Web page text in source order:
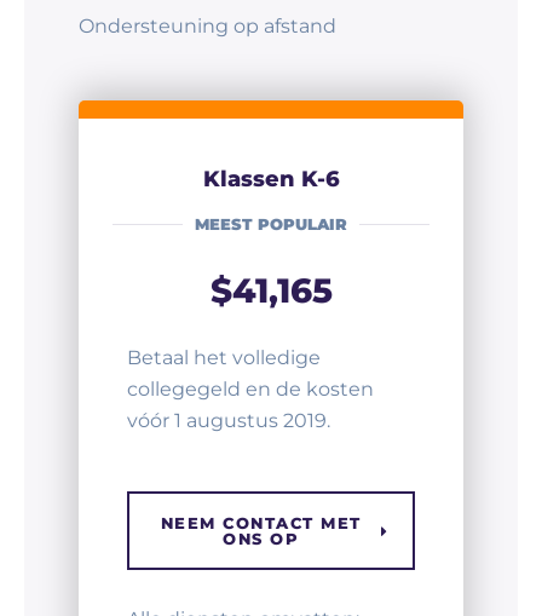
Ondersteuning op afstand
Klassen K-6
MEEST POPULAIR
$41,165
Betaal het volledige
collegegeld en de kosten
vóór 1 augustus 2019.
NEEM CONTACT MET
ONS OP